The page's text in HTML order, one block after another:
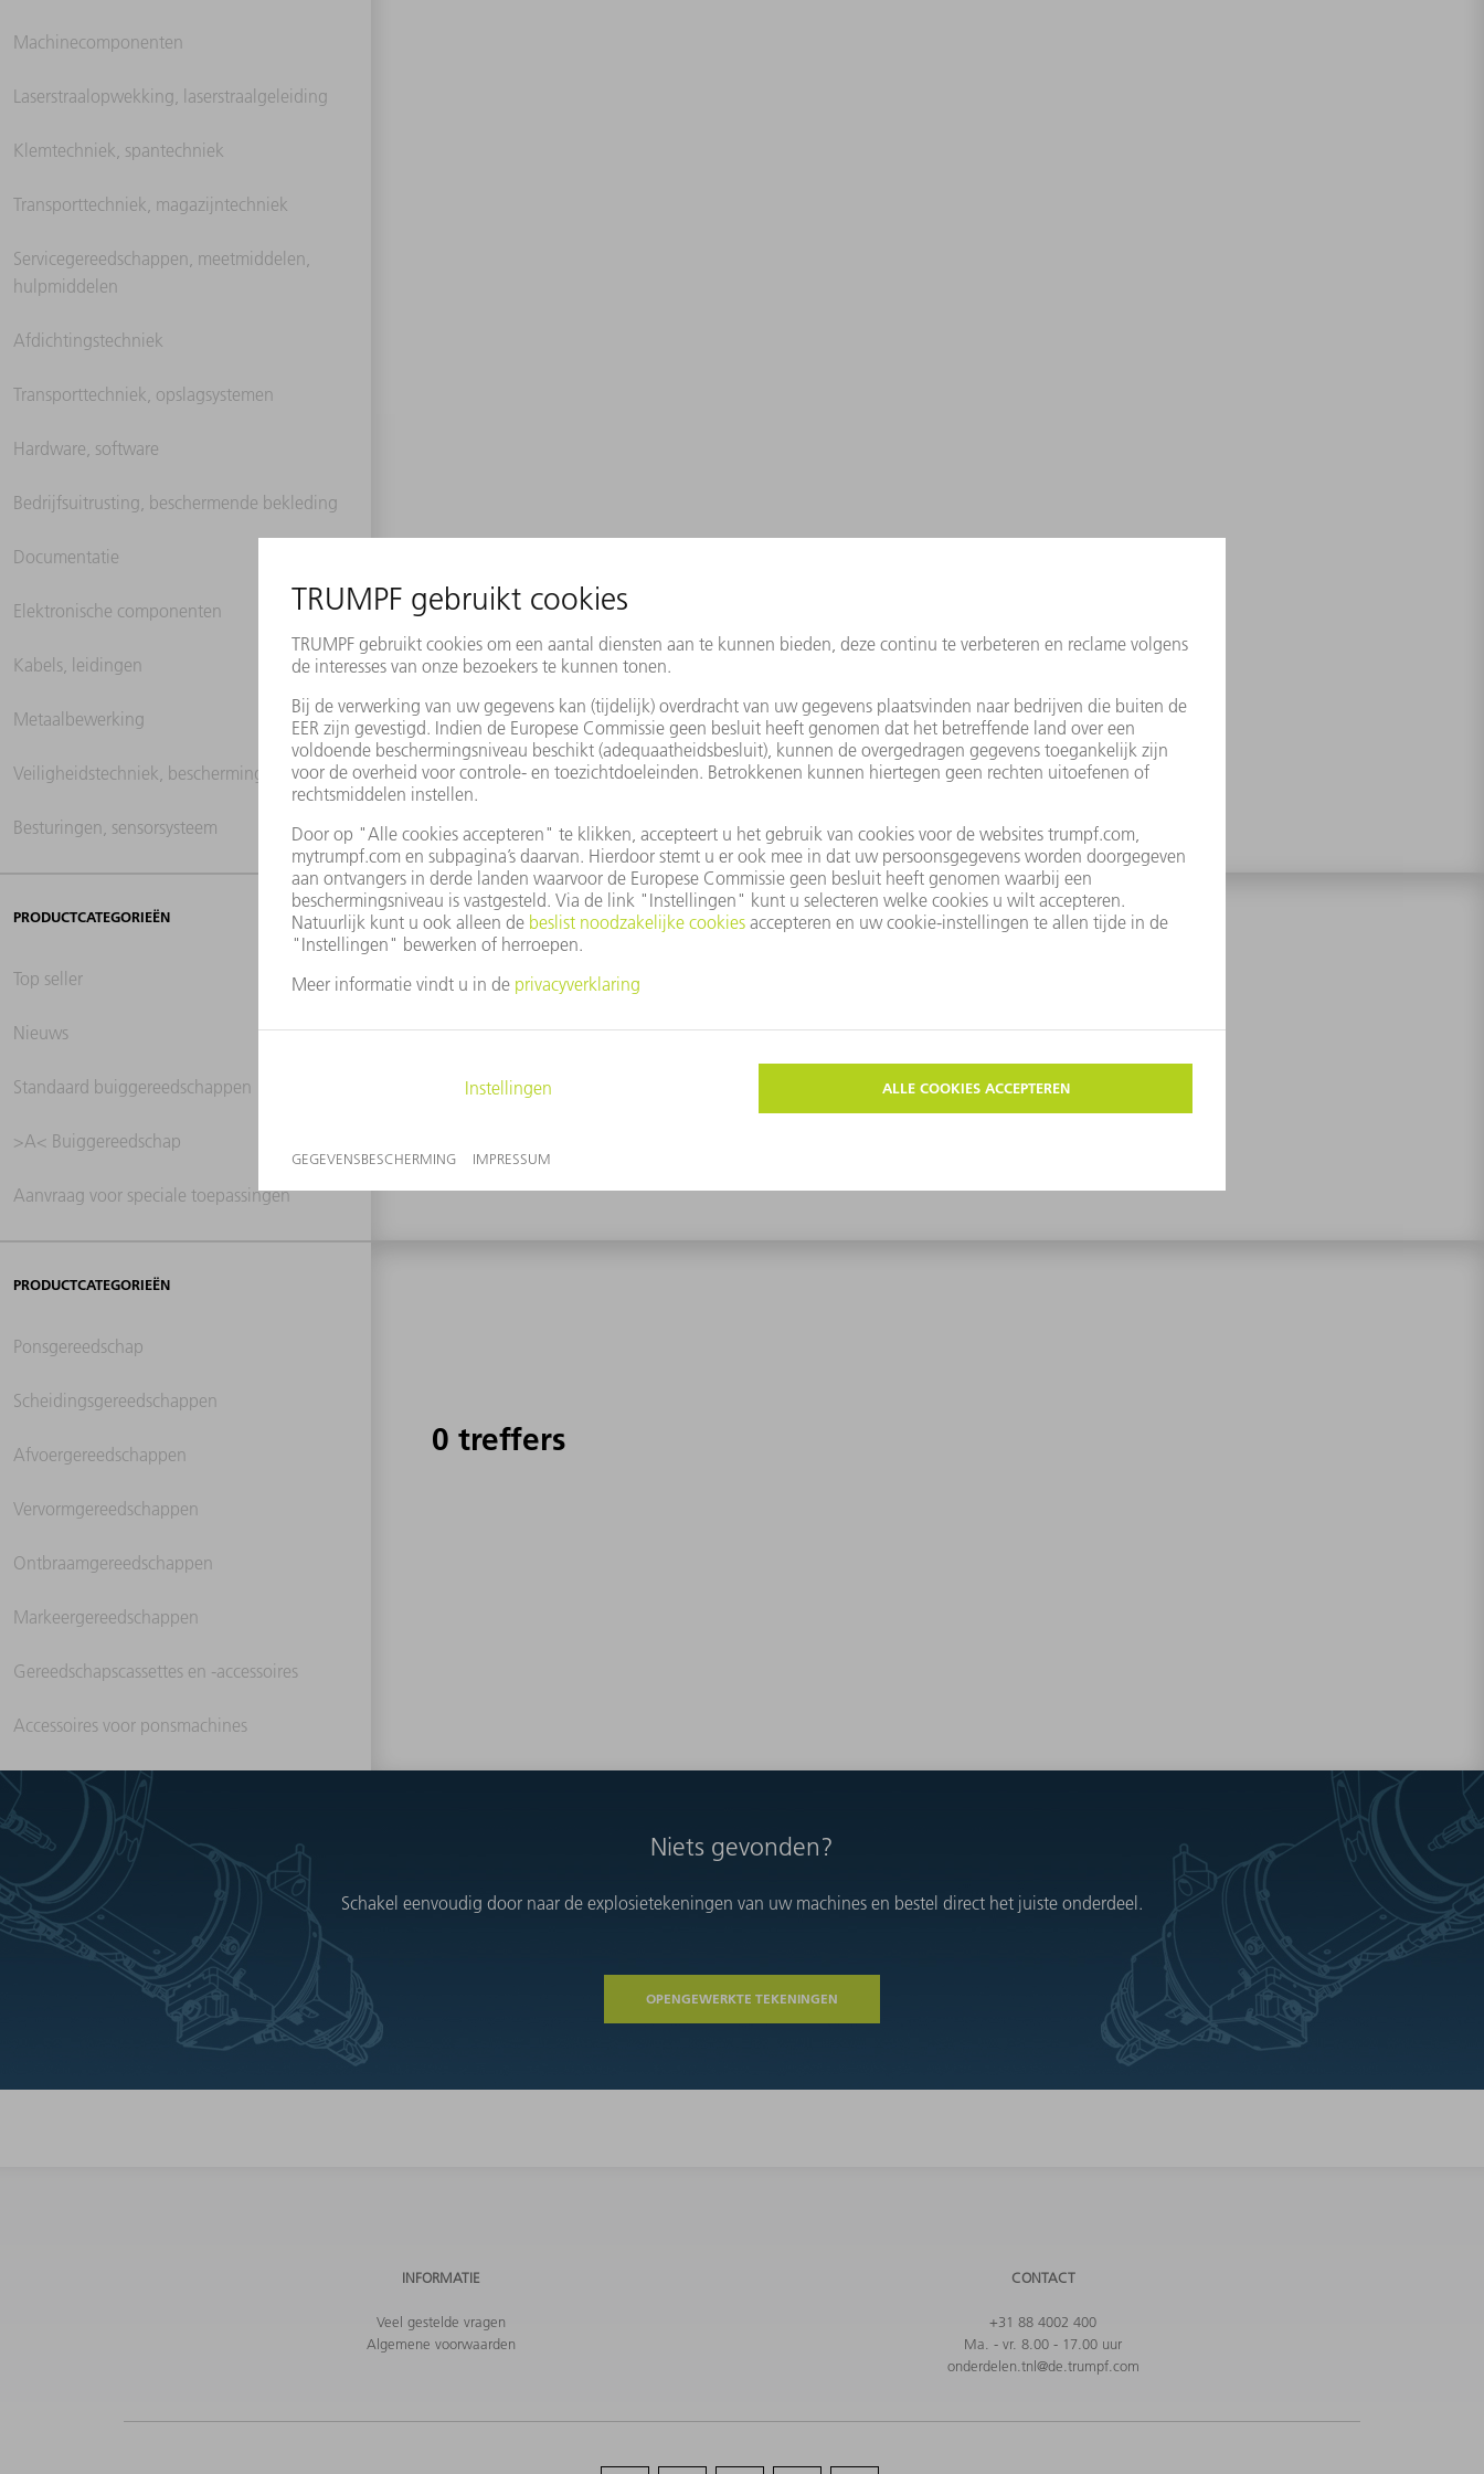
Machinecomponenten
Laserstraalopwekking, laserstraalgeleiding
Klemtechniek, spantechniek
Transporttechniek, magazijntechniek
Servicegereedschappen, meetmiddelen,
hulpmiddelen
Afdichtingstechniek
Transporttechniek, opslagsystemen
Hardware, software
Bedrijfsuitrusting, beschermende bekleding
Documentatie
Elektronische componenten
Kabels, leidingen
Metaalbewerking
Veiligheidstechniek, beschermingstechniek
Besturingen, sensorsysteem
PRODUCTCATEGORIEËN
Top seller
Nieuws
Standaard buiggereedschappen
>A< Buiggereedschap
Aanvraag voor speciale toepassingen
0 treffers
PRODUCTCATEGORIEËN
Ponsgereedschap
Scheidingsgereedschappen
Afvoergereedschappen
Vervormgereedschappen
Ontbraamgereedschappen
Markeergereedschappen
Gereedschapscassettes en -accessoires
Accessoires voor ponsmachines
0 treffers
Niets gevonden?
Schakel eenvoudig door naar de explosietekeningen van uw machines en bestel direct het juiste onderdeel.
OPENGEWERKTE TEKENINGEN
INFORMATIE
Veel gestelde vragen
Algemene voorwaarden
CONTACT
+31 88 4002 400
Ma. - vr. 8.00 - 17.00 uur
onderdelen.tnl@de.trumpf.com